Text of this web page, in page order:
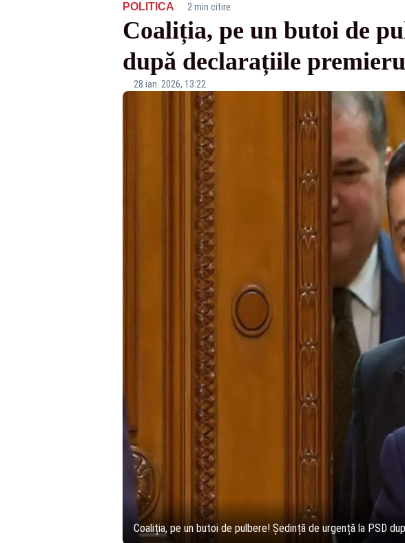
POLITICA· 2 min citire
Coaliția, pe un butoi de
după declarațiile
28 ian. 2026, 13:22
Coaliția, pe un butoi de pulbere! Ședință de urgență la PSD